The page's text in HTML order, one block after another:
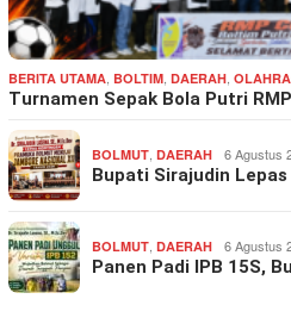
BERITA UTAMA, BOLTIM, DAERAH,
Turnamen Sepak Bola Putri
BOLMUT, DAERAH 6 Agustus
Bupati Sirajudin
BOLMUT, DAERAH 6 Agustus
Panen Padi IPB 15S,